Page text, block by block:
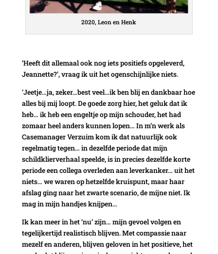
2020, Leon en Henk
‘Heeft dit allemaal ook nog iets positiefs opgeleverd,
Jeannette?’, vraag ik uit het ogenschijnlijke niets.
‘Jeetje…ja, zeker…best veel…ik ben blij en dankbaar hoe
alles bij mij loopt. De goede zorg hier, het geluk dat ik
heb… ik heb een engeltje op mijn schouder, het had
zomaar heel anders kunnen lopen… In m’n werk als
Casemanager Verzuim kom ik dat natuurlijk ook
regelmatig tegen… in dezelfde periode dat mijn
schildklierverhaal speelde, is in precies dezelfde korte
periode een collega overleden aan leverkanker… uit het
niets… we waren op hetzelfde kruispunt, maar haar
afslag ging naar het zwarte scenario, de mijne niet. Ik
mag in mijn handjes knijpen…
Ik kan meer in het ‘nu’ zijn… mijn gevoel volgen en
tegelijkertijd realistisch blijven. Met compassie naar
mezelf en anderen, blijven geloven in het positieve, het